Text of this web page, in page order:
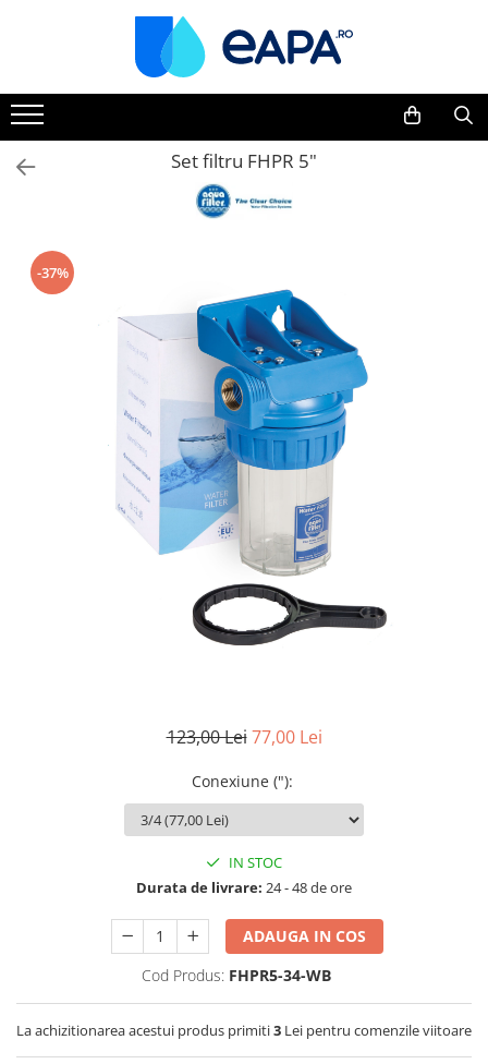
Toate Produsele
Dedurizare
Dedurizator tip Cabinet
Dedurizator Simplex
Carcase si filtre
Filtre 5"
Filtre Big Blue 10"
Filtre Big Blue 20"
Filtre Cintropur
Sisteme duplex / triplex
Filtre speciale
Cartuse Big Blue 20"
Mansoane Cintropur
Membrana Ultrafiltrare
Set filtru FHPR 5"
-37%
123,00 Lei 77,00 Lei
Conexiune ("):
IN STOC
Durata de livrare: 24 - 48 de ore
ADAUGA IN COS
Cod Produs: FHPR5-34-WB
La achizitionarea acestui produs primiti3 Lei pentru comenzile viitoare